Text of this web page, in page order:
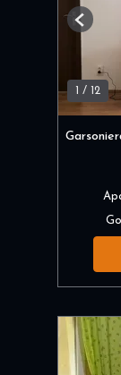
/ 12
Previous